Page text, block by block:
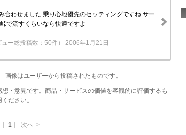
合わせました 乗り心地優先のセッティングですね サー
で流すくらいなら快適ですよ
ュー総投稿数：50件） 2006年1月21日
像はユーザーから投稿されたものです。
・意見です。商品・サービスの価値を客観的に評価するも
ださい。
1｜ 次へ >